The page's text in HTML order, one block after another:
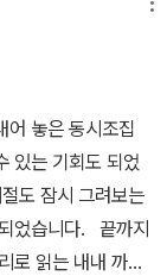
는 아이들의 마음
낸 시(詩)입니다.
에 맞춘다는 점입
달하기에 정형시
함께 느낄 수 있
을 가진 아이들의
아이들의 입장이
것 같아요.동시조
만 들춰 보고 싶
어 놓은 동시조집
있는 기회도 되었
도 잠시 그려보는
로 읽는 내내 까르